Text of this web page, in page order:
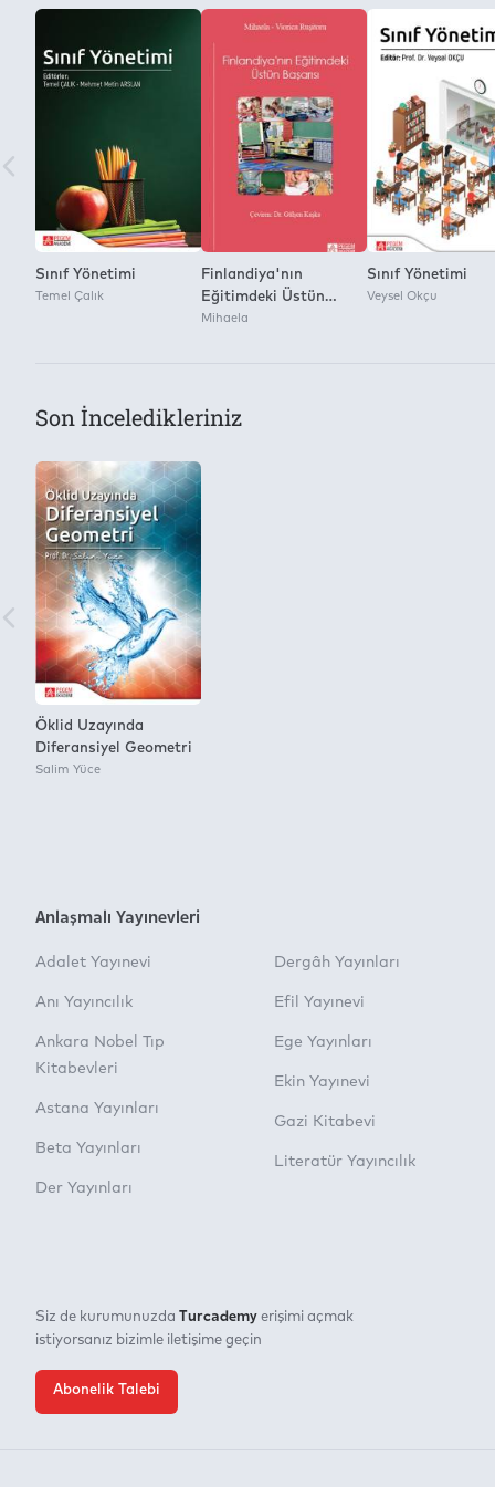
Kitap Dosyasını Farklı Kaydetme ve Dijital Ortamda
Sınıf Yönetimi
Temel Çalık
Finlandiya'nın
Eğitimdeki Üstün
Başarısı
Mihaela
Sınıf Yönetimi
Veysel Okçu
Son İnceledikleriniz
Öklid Uzayında
Diferansiyel Geometri
Salim Yüce
Anlaşmalı Yayınevleri
Adalet Yayınevi
Anı Yayıncılık
Ankara Nobel Tıp
Kitabevleri
Astana Yayınları
Beta Yayınları
Der Yayınları
Dergâh Yayınları
Efil Yayınevi
Ege Yayınları
Ekin Yayınevi
Gazi Kitabevi
Literatür Yayıncılık
Siz de kurumunuzda Turcademy erişimi açmak
istiyorsanız bizimle iletişime geçin
Abonelik Talebi